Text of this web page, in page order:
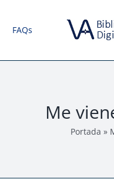
FAQs
Me
Portada »